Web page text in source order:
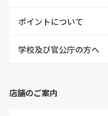
ポイントについて
学校及び官公庁の方へ
店舗のご案内